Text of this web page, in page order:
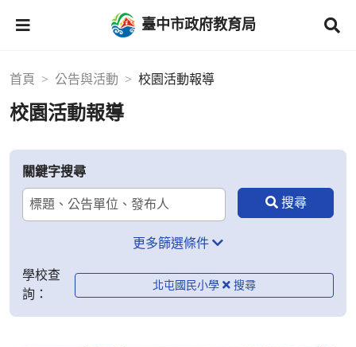
臺中市政府教育局
首頁 公告與活動 校園活動報導
校園活動報導
關鍵字搜尋
更多篩選條件
學校查
詢：
北屯國民小學